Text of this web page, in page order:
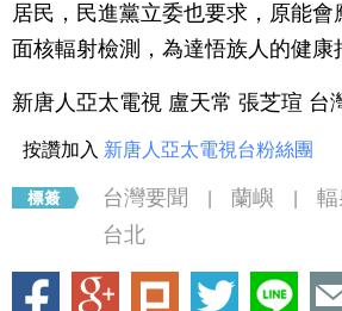
居民，民進黨立委也要求，原能會
面核輻射檢測，為達悟族人的健康
新唐人亞太電視 盧天常 張芝瑄 台
按讚加入 新唐人亞太電視台粉絲團
台灣要聞 蘭嶼
台北